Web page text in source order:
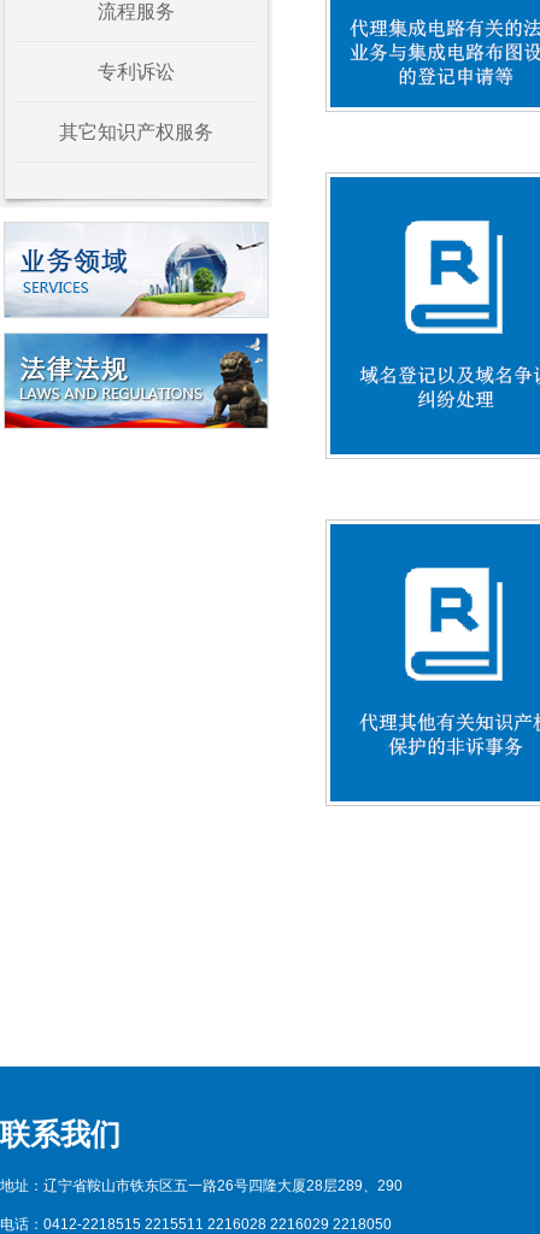
流程服务
专利诉讼
其它知识产权服务
联系我们
地址：辽宁省鞍山市铁东区五一路26号四隆大厦28层289、290
电话：0412-2218515 2215511 2216028 2216029 2218050